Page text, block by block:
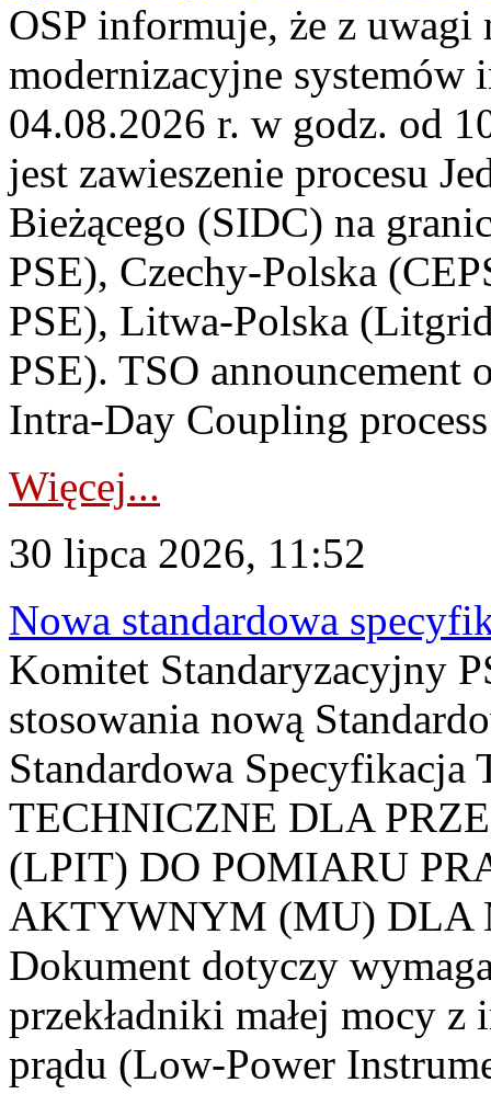
OSP informuje, że z uwagi
modernizacyjne
04.08.2026 r. w godz. od
jest zawieszenie procesu
Bieżącego (SIDC) na
PSE), Czechy-Polska
PSE), Litwa-Polska
PSE). TSO announcement
Intra-Day Coupling
Więcej...
30 lipca 2026, 11:52
Nowa standardowa
Komitet Standaryzacyjny
stosowania nową
Standardowa
TECHNICZNE DLA
(LPIT) DO POMIARU
AKTYWNYM (MU) DLA
Dokument dotyczy
przekładniki małej mocy
prądu (Low-Power